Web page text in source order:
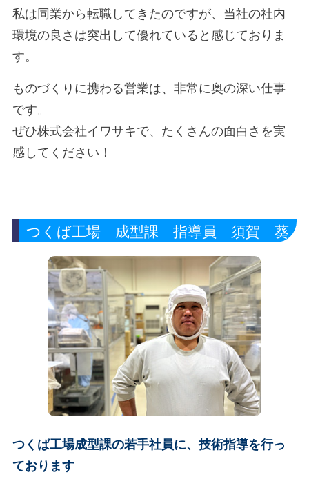
私は同業から転職してきたのですが、当社の社内
環境の良さは突出して優れていると感じておりま
す。
ものづくりに携わる営業は、非常に奥の深い仕事
です。
ぜひ株式会社イワサキで、たくさんの面白さを実
感してください！
つくば工場 成型課 指導員 須賀 葵
つくば工場成型課の若手社員に、技術指導を行っ
ております